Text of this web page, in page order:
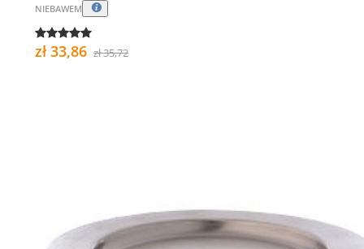
NIEBAWEM
zł 33,86 zł 35,72